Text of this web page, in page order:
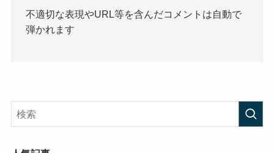
不適切な表現やURL等を含んだコメントは自動で
弾かれます